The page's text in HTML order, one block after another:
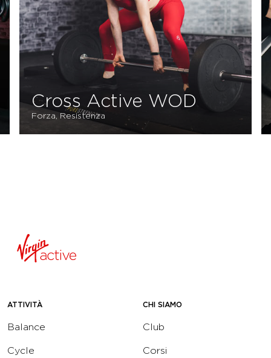
Cross Active WOD
Forza, Resistenza
ATTIVITÀ
Balance
Cycle
CHI SIAMO
Club
Corsi